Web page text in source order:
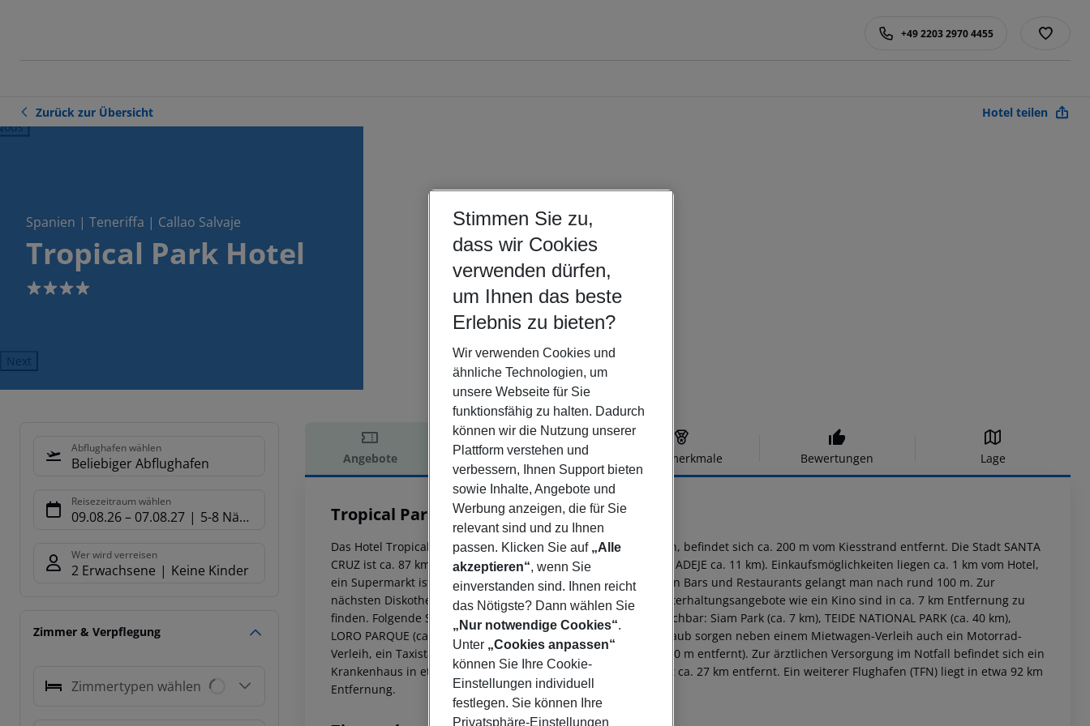
+49 2203 2970 4455
Zurück zur Übersicht Hotel teilen
Spanien | Teneriffa | Callao Salvaje
Tropical Park Hotel
4
Next
Abflughafen wählen
Beliebiger Abflughafen
Reisezeitraum wählen
09.08.26– 07.08.27 5-8 Nächte
Wer wird verreisen
2 Erwachsene Keine Kinder
Zimmer & Verpflegung
Zimmertypen wählen
Angebote Hotelbeschreibung Hotelmerkmale Bewertungen Lage
Hotelbeschreibung
Tropical Park Hotel
4
Das Hotel Tropical Park, beliebt speziell bei Hochzeitsreisenden, befindet sich ca. 200 m vom Kiesstrand entfernt. Die Stadt SANTA
CRUZ ist ca. 87 km entfernt (LOS CRISTIANOS ca. 15 km, COSTA ADEJE ca. 11 km). Einkaufsmöglichkeiten liegen ca. 1 km vom Hotel,
ein Supermarkt ist nach ca. 50 m zu erreichen. Zu den nächsten Bars und Restaurants gelangt man nach rund 100 m. Zur
nächsten Diskothek gelangt man nach rund 11 km. Weitere Unterhaltungsangebote wie ein Kino sind in ca. 7 km Entfernung zu
finden. Folgende Sehenswürdigkeiten sind vom Hotel aus erreichbar: Siam Park (ca. 7 km), TEIDE NATIONAL PARK (ca. 40 km),
LORO PARQUE (ca. 42 km) und SIAM PARK. Für Mobilität im Urlaub sorgen neben einem Mietwagen-Verleih auch ein Motorrad-
Verleih, ein Taxistand (ca. 100 m) und eine Bushaltestelle (ca. 50 m entfernt). Zur ärztlichen Versorgung im Notfall befindet sich ein
Krankenhaus in etwa 15 km Entfernung. Der Flughafen (TFS) ist ca. 27 km entfernt. Ein weiterer Flughafen (TFN) liegt in etwa 92 km
Entfernung.
Stimmen Sie zu,
dass wir Cookies
verwenden dürfen,
um Ihnen das beste
Erlebnis zu bieten?
Wir verwenden Cookies und
ähnliche Technologien, um
unsere Webseite für Sie
funktionsfähig zu halten. Dadurch
können wir die Nutzung unserer
Plattform verstehen und
verbessern, Ihnen Support bieten
sowie Inhalte, Angebote und
Werbung anzeigen, die für Sie
relevant sind und zu Ihnen
passen. Klicken Sie auf „Alle
akzeptieren“, wenn Sie
einverstanden sind. Ihnen reicht
das Nötigste? Dann wählen Sie
„Nur notwendige Cookies“.
Unter „Cookies anpassen“
können Sie Ihre Cookie-
Einstellungen individuell
festlegen. Sie können Ihre
Privatsphäre-Einstellungen